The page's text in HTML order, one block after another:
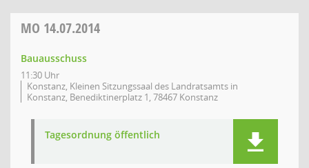
MO 14.07.2014
Bauausschuss
11:30 Uhr
Konstanz, Kleinen Sitzungssaal des Landratsamts in
Konstanz, Benediktinerplatz 1, 78467 Konstanz
Tagesordnung öffentlich